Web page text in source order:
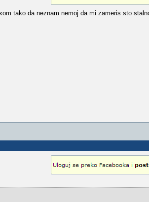
tako da neznam nemoj da mi zameris sto